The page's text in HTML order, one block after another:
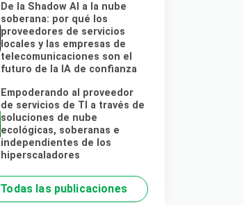
De la Shadow AI a la nube
soberana: por qué los
proveedores de servicios
locales y las empresas de
telecomunicaciones son el
futuro de la IA de confianza
Empoderando al proveedor
de servicios de TI a través de
soluciones de nube
ecológicas, soberanas e
independientes de los
hiperscaladores
Todas las publicaciones